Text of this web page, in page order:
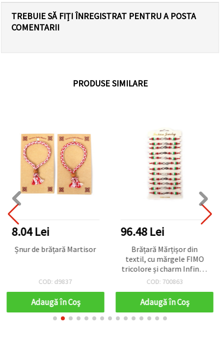
TREBUIE SĂ FIȚI ÎNREGISTRAT PENTRU A POSTA
COMENTARII
PRODUSE SIMILARE
8.04 Lei
Șnur de brățară Martisor
COD: d9837
Adaugă în Coş
96.48 Lei
Brățară Mărțișor din
textil, cu mărgele FIMO
tricolore și charm Infinity
„Love” din oțel – set 12
COD: 700863
Adaugă în Coş